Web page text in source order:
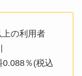
の利用者
％(税込